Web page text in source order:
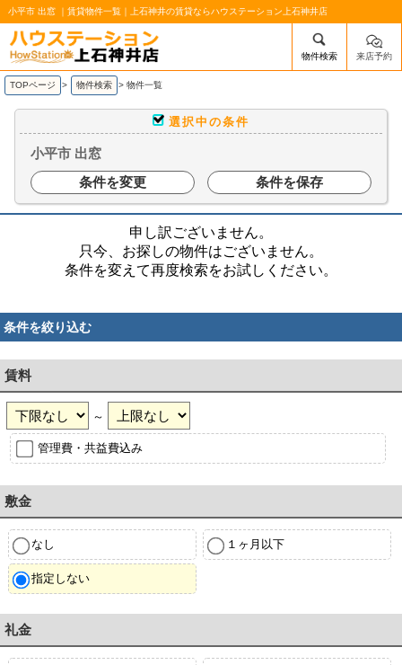
小平市 出窓 ｜賃貸物件一覧｜上石神井の賃貸ならハウステーション上石神井店
/mobile_img/head-logo.png
物件検索 来店予約
TOPページ > 物件検索 > 物件一覧
選択中の条件
小平市 出窓
条件を変更
条件を保存
申し訳ございません。
只今、お探しの物件はございません。
条件を変えて再度検索をお試しください。
条件を絞り込む
賃料
～
管理費・共益費込み
敷金
なし １ヶ月以下
指定しない
礼金